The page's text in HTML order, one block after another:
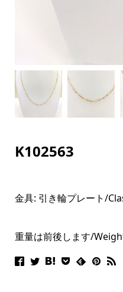
K102563
金具: 引き輪プレート/
重量は前後します/